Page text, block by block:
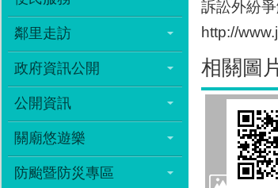
鄰里走訪
政府資訊公開
公開資訊
關廟悠遊樂
防颱暨防災專區
訴訟外紛
http://
相關圖